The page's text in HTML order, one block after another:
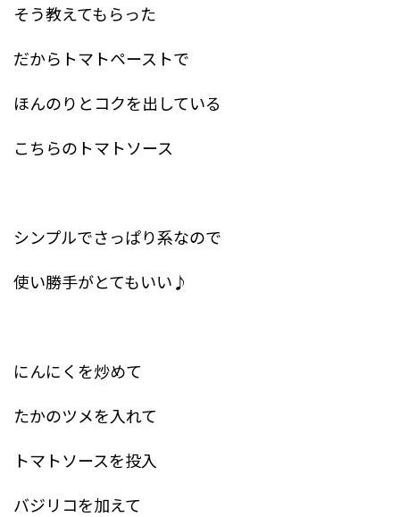
そう教えてもらった
だからトマトペーストで
ほんのりとコクを出している
こちらのトマトソース
シンプルでさっぱり系なので
使い勝手がとてもいい♪
にんにくを炒めて
たかのツメを入れて
トマトソースを投入
バジリコを加えて